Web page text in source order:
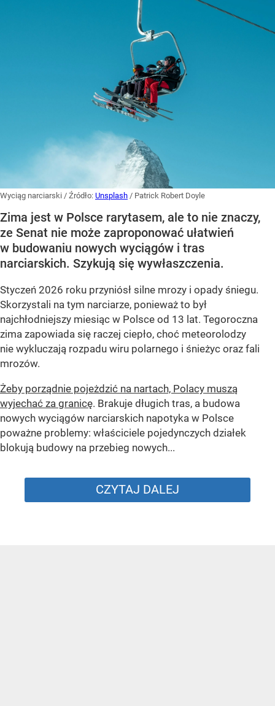
Wyciąg narciarski / Źródło: Unsplash / Patrick Robert Doyle
Zima jest w Polsce rarytasem, ale to nie znaczy,
ze Senat nie może zaproponować ułatwień
w budowaniu nowych wyciągów i tras
narciarskich. Szykują się wywłaszczenia.
Styczeń 2026 roku przyniósł silne mrozy i opady śniegu.
Skorzystali na tym narciarze, ponieważ to był
najchłodniejszy miesiąc w Polsce od 13 lat. Tegoroczna
zima zapowiada się raczej ciepło, choć meteorolodzy
nie wykluczają rozpadu wiru polarnego i śnieżyc oraz fali
mrozów.
Żeby porządnie pojeżdzić na nartach, Polacy muszą
wyjechać za granicę. Brakuje długich tras, a budowa
nowych wyciągów narciarskich napotyka w Polsce
poważne problemy: właściciele pojedynczych działek
blokują budowy na przebieg nowych...
CZYTAJ DALEJ